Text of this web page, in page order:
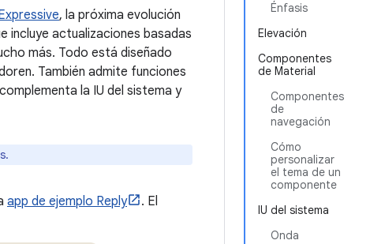
Énfasis
Elevación
Componentes
de Material
Componentes
de
navegación
Cómo
personalizar
el tema de un
componente
IU del sistema
Onda
, la próxima evolución
incluye actualizaciones basadas
más. Todo está diseñado
También admite funciones
la IU del sistema y
app de ejemplo Reply
. El